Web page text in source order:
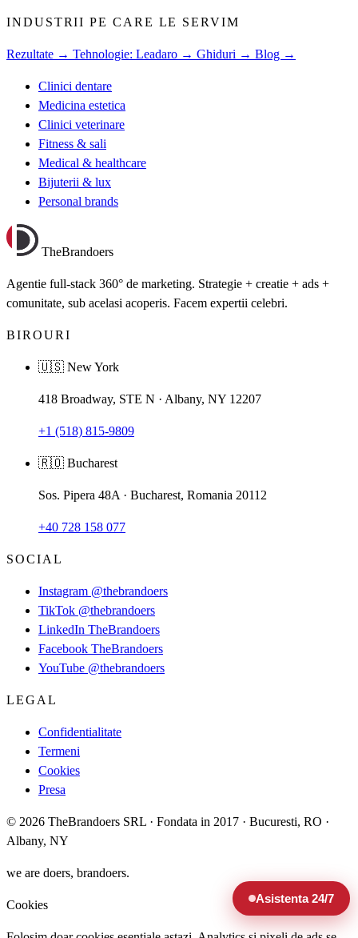
INDUSTRII PE CARE LE SERVIM
Rezultate → Tehnologie: Leadaro → Ghiduri → Blog →
Clinici dentare
Medicina estetica
Clinici veterinare
Fitness & sali
Medical & healthcare
Bijuterii & lux
Personal brands
TheBrandoers
Agentie full-stack 360° de marketing. Strategie + creatie + ads +
comunitate, sub acelasi acoperis. Facem expertii celebri.
BIROURI
🇺🇸 New York
418 Broadway, STE N · Albany, NY 12207
+1 (518) 815-9809
🇷🇴 Bucharest
Sos. Pipera 48A · Bucharest, Romania 20112
+40 728 158 077
SOCIAL
Instagram @thebrandoers
TikTok @thebrandoers
LinkedIn TheBrandoers
Facebook TheBrandoers
YouTube @thebrandoers
LEGAL
Confidentialitate
Termeni
Cookies
Presa
© 2026 TheBrandoers SRL · Fondata in 2017 · Bucuresti, RO ·
Albany, NY
we are doers, brandoers.
Cookies Asistenta 24/7